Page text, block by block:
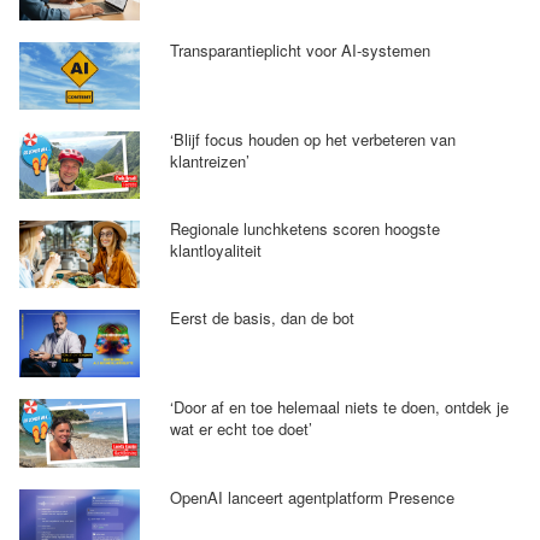
Transparantieplicht voor AI-systemen
‘Blijf focus houden op het verbeteren van
klantreizen’
Regionale lunchketens scoren hoogste
klantloyaliteit
Eerst de basis, dan de bot
‘Door af en toe helemaal niets te doen, ontdek je
wat er echt toe doet’
OpenAI lanceert agentplatform Presence